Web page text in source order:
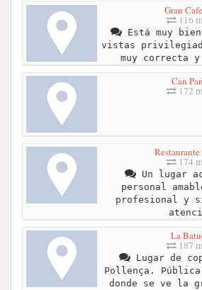
Gran
116
Está muy
vistas
muy correcta
Can
172
Restaurante
174
Un lugar
personal
profesional y
La
187
Lugar de
Pollença.
donde se ve la